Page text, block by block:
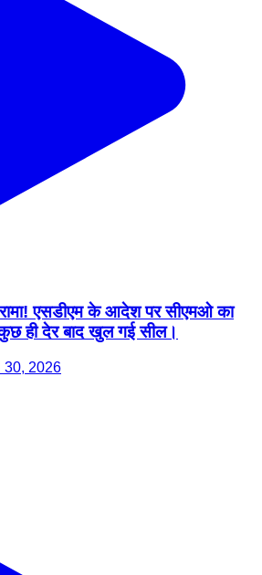
एसडीएम के आदेश पर सीएमओ का
ही देर बाद खुल गई सील।
30, 2026